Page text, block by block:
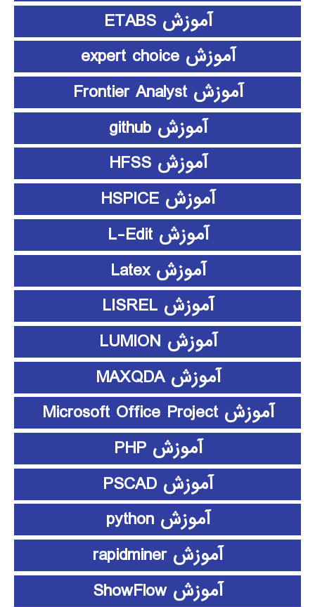
آموزش ETABS
آموزش expert choice
آموزش Frontier Analyst
آموزش github
آموزش HFSS
آموزش HSPICE
آموزش L-Edit
آموزش Latex
آموزش LISREL
آموزش LUMION
آموزش MAXQDA
آموزش Microsoft Office Project
آموزش PHP
آموزش PSCAD
آموزش python
آموزش rapidminer
آموزش ShowFlow